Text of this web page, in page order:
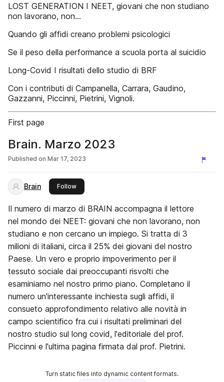
LOST GENERATION I NEET, giovani che non studiano
non lavorano, non...
Quando gli affidi creano problemi psicologici
Se il peso della performance a scuola porta al suicidio
Long-Covid I risultati dello studio di BRF
Con i contributi di Campanella, Carrara, Gaudino,
Gazzanni, Piccinni, Pietrini, Vignoli.
First page
Brain. Marzo 2023
Published on Mar 17, 2023
Brain Followthis publisher
Il numero di marzo di BRAIN accompagna il lettore
nel mondo dei NEET: giovani che non lavorano, non
studiano e non cercano un impiego. Si tratta di 3
milioni di italiani, circa il 25% dei giovani del nostro
Paese. Un vero e proprio impoverimento per il
tessuto sociale dai preoccupanti risvolti che
esaminiamo nel nostro primo piano. Completano il
numero un'interessante inchiesta sugli affidi, il
consueto approfondimento relativo alle novità in
campo scientifico fra cui i risultati preliminari del
nostro studio sul long covid, l'editoriale del prof.
Piccinni e l'ultima pagina firmata dal prof. Pietrini.
Turn static files into dynamic content formats.